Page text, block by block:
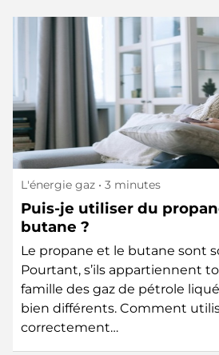
L'énergie gaz • 3 minutes
Puis-je utiliser du
butane ?
Le propane et le butane sont
Pourtant, s’ils appartiennent
famille des gaz de pétrole
bien différents. Comment
correctement…